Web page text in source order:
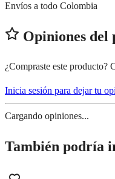
Envíos a todo Colombia
Opiniones del
¿Compraste este producto?
Inicia sesión para dejar tu
Cargando opiniones...
También podría